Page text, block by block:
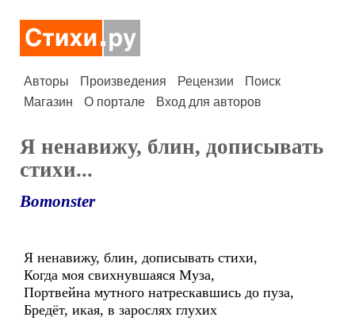
Авторы Произведения Рецензии
Поиск
Магазин
О портале Вход для авторов
Я ненавижу, блин, дописывать
стихи...
Bomonster
Я ненавижу, блин, дописывать стихи,
Когда моя свихнувшаяся Муза,
Портвейна мутного натрескавшись до пуза,
Бредёт, икая, в зарослях глухих